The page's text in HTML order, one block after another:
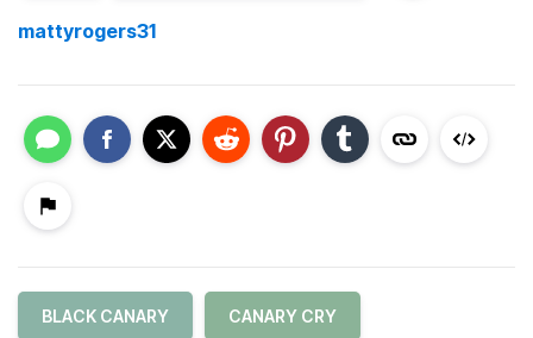
mattyrogers31
BLACK CANARY CANARY CRY